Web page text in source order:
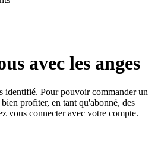
avec les anges
identifié. Pour pouvoir commander un
profiter, en tant qu'abonné, des
vous connecter avec votre compte.